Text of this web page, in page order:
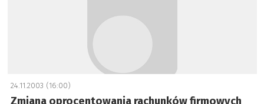
24.11.2003 (16:00)
Zmiana oprocentowania rachunków firmowych